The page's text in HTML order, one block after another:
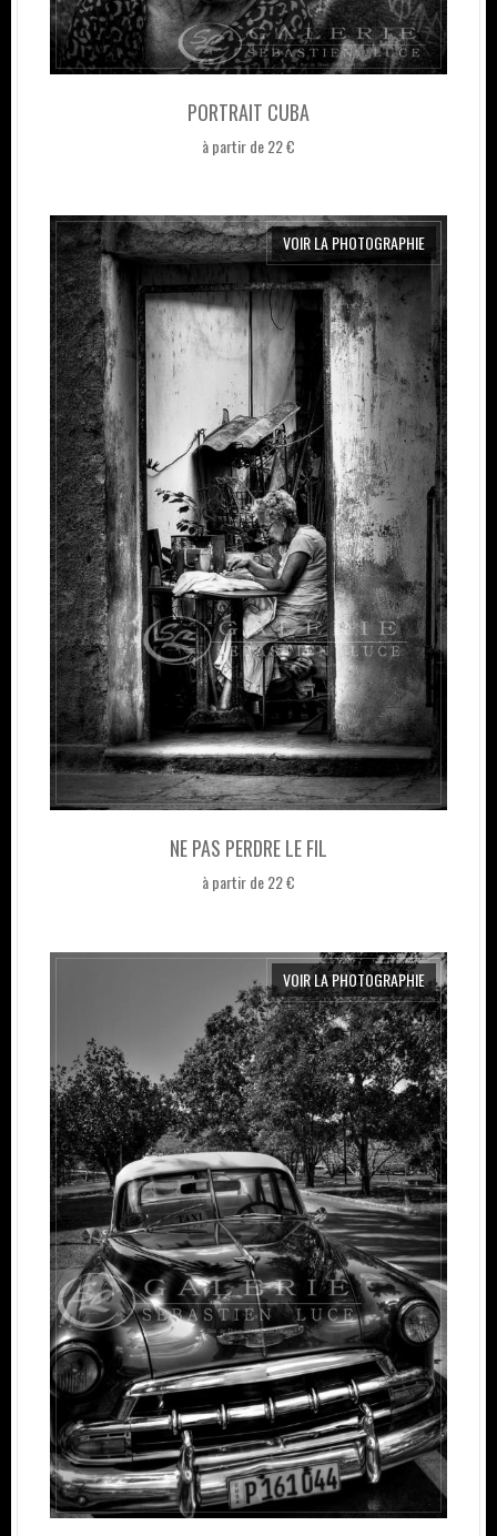
PORTRAIT CUBA
à partir de 22 €
NE PAS PERDRE LE FIL
à partir de 22 €
VOIR LA PHOTOGRAPHIE
VOIR LA PHOTOGRAPHIE